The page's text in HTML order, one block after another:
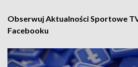
Obserwuj Aktualności Sportowe
Facebooku